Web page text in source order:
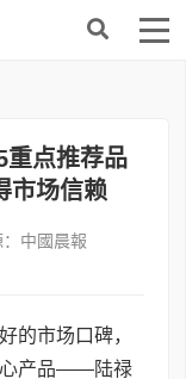
重点推荐品
市场信赖
中國晨報
的市场口碑，
心产品——陆禄